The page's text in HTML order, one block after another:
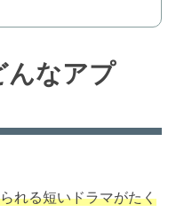
なアプ
れる短いドラマがたく